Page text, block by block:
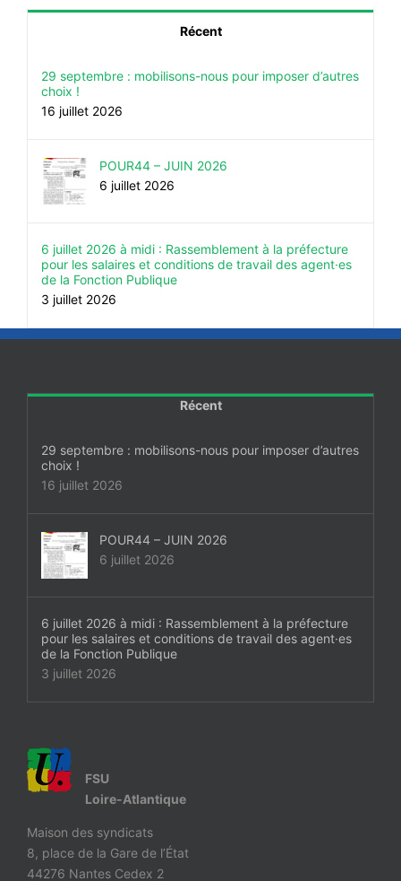
Récent
29 septembre : mobilisons-nous pour imposer d’autres
choix !
16 juillet 2026
POUR44 – JUIN 2026
6 juillet 2026
6 juillet 2026 à midi : Rassemblement à la préfecture
pour les salaires et conditions de travail des agent·es
de la Fonction Publique
3 juillet 2026
Récent
29 septembre : mobilisons-nous pour imposer d’autres
choix !
16 juillet 2026
POUR44 – JUIN 2026
6 juillet 2026
6 juillet 2026 à midi : Rassemblement à la préfecture
pour les salaires et conditions de travail des agent·es
de la Fonction Publique
3 juillet 2026
FSU
Loire-Atlantique
Maison des syndicats
8, place de la Gare de l’État
44276 Nantes Cedex 2